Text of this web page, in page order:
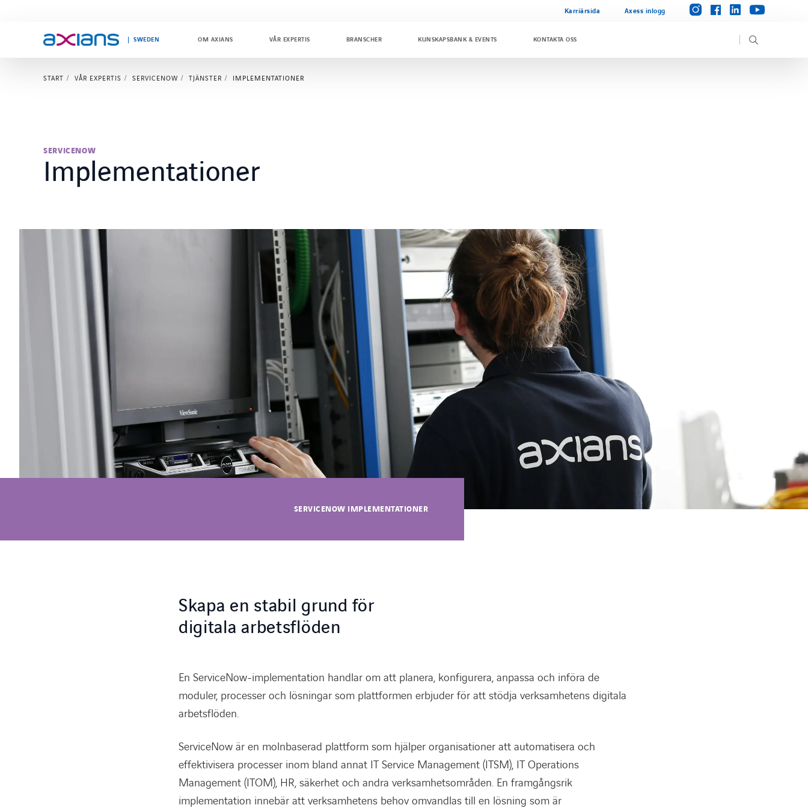
Karriärsida Axess inlogg instagramfacebooklinkedinyoutube
SWEDEN OM AXIANS VÅR EXPERTIS BRANSCHER KUNSKAPSBANK & EVENTS KONTAKTA OSS
START VÅR EXPERTIS SERVICENOW TJÄNSTER IMPLEMENTATIONER
SERVICENOW
Implementationer
SERVICENOW IMPLEMENTATIONER
Skapa en stabil grund för
digitala arbetsflöden
En ServiceNow-implementation handlar om att planera, konfigurera, anpassa och införa de
moduler, processer och lösningar som plattformen erbjuder för att stödja verksamhetens digitala
arbetsflöden.
ServiceNow är en molnbaserad plattform som hjälper organisationer att automatisera och
effektivisera processer inom bland annat IT Service Management (ITSM), IT Operations
Management (ITOM), HR, säkerhet och andra verksamhetsområden. En framgångsrik
implementation innebär att verksamhetens behov omvandlas till en lösning som är